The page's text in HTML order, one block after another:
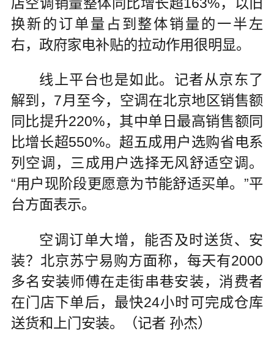
换新的订单量占到整体销量的一半左
右，政府家电补贴的拉动作用很明显。
线上平台也是如此。记者从京东了
解到，7月至今，空调在北京地区销售额
同比提升220%，其中单日最高销售额同
比增长超550%。超五成用户选购省电系
列空调，三成用户选择无风舒适空调。
“用户现阶段更愿意为节能舒适买单。”平
台方面表示。
空调订单大增，能否及时送货、安
装？北京苏宁易购方面称，每天有2000
多名安装师傅在走街串巷安装，消费者
在门店下单后，最快24小时可完成仓库
送货和上门安装。（记者 孙杰）